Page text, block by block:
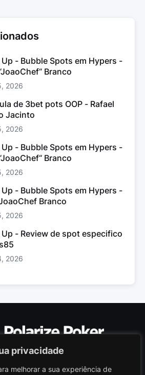
privacidade
melhorar a sua experiência de
Up - Bubble Spots em Hypers -
Branco
2026
de 3bet pots OOP - Rafael
Jacinto
2026
Up - Bubble Spots em Hypers -
Branco
2026
Up - Bubble Spots em Hypers -
Branco
2026
Up - Review de spot especifico
2026
Poker Limited, Malta